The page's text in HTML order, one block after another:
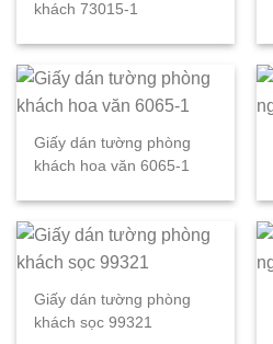
khách 73015-1
Giấy dán tường phòng
khách hoa văn 6065-1
Giấy dán tường phòng
khách sọc 99321